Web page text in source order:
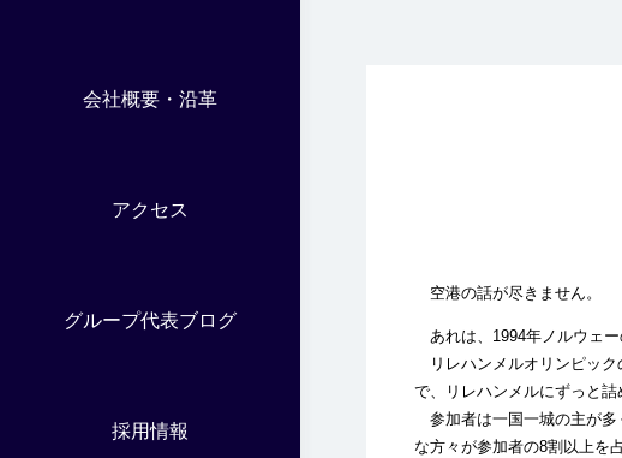
会社概要・沿革
アクセス
グループ代表ブログ
採用情報
空港の話が尽きません。
あれは、1994年ノルウェー
リレハンメルオリンピック
で、リレハンメルにずっと
参加者は一国一城の主が多
な方々が参加者の8割以上を